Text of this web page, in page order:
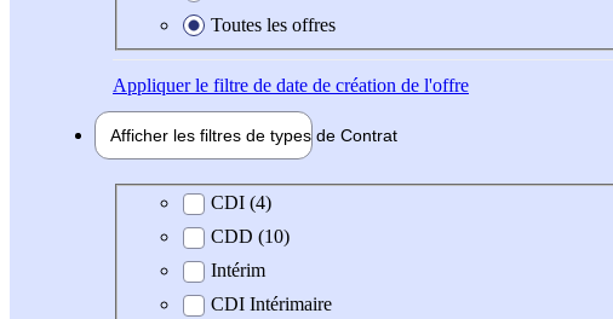
Toutes les offres
Appliquerle filtre de date de création de l'offre
Afficher les filtres de types de Contrat
Type de contrat
CDI (4)
CDD (10)
Intérim
CDI Intérimaire